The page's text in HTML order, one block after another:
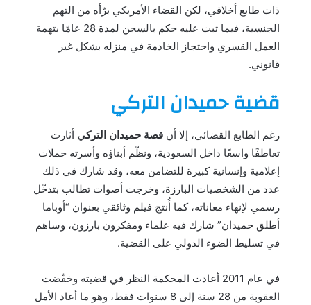
ذات طابع أخلاقي، لكن القضاء الأمريكي برّأه من التهم
الجنسية، فيما ثبت عليه حكم بالسجن لمدة 28 عامًا بتهمة
العمل القسري واحتجاز الخادمة في منزله بشكل غير
قانوني.
قضية حميدان التركي
رغم الطابع القضائي، إلا أن قصة حميدان التركي أثارت
تعاطفًا واسعًا داخل السعودية، ونظّم أبناؤه وأسرته حملات
إعلامية وإنسانية كبيرة للتضامن معه، وقد شارك في ذلك
عدد من الشخصيات البارزة، وخرجت أصوات تطالب بتدخّل
رسمي لإنهاء معاناته، كما أُنتج فيلم وثائقي بعنوان “أوباما
أطلق حميدان” شارك فيه علماء ومفكرون بارزون، وساهم
في تسليط الضوء الدولي على القضية.
في عام 2011 أعادت المحكمة النظر في قضيته وخفّضت
العقوبة من 28 سنة إلى 8 سنوات فقط، وهو ما أعاد الأمل